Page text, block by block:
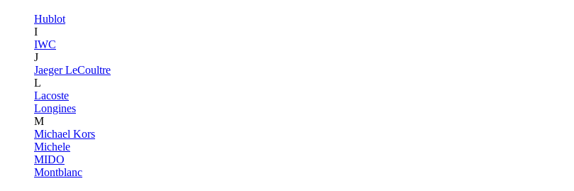
Hublot
I
IWC
J
Jaeger LeCoultre
L
Lacoste
Longines
M
Michael Kors
Michele
MIDO
Montblanc